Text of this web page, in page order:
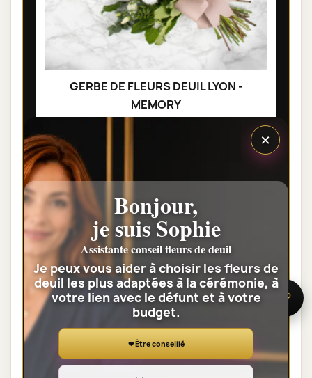
GERBE DE FLEURS DEUIL LYON -
MEMORY
🌸 Besoin d’aide ?
×
Bonjour,
je suis Sophie
Assistante conseil fleurs de deuil
Je peux vous aider à choisir les fleurs de
deuil les plus adaptées à la cérémonie, à
votre lien avec le défunt et à votre
budget.
❤ Être conseillé